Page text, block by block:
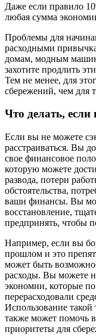
Даже если правило
любая сумма
Проблемы для
расходными
домам, модным
захотите продлить
Тем не менее, для
сбережений, чем для
Что делать,
Если вы не можете
расстраиваться. Вы
свое финансовое
которую можете
развода, потери
обстоятельства,
ваши финансы. Вы
восстановление,
предпринять, чтобы
Например, если вы
прошлом и это
может быть
расходы. Вы можете
экономии, которые
перерасходовали
Использование
также может помочь
приоритеты для